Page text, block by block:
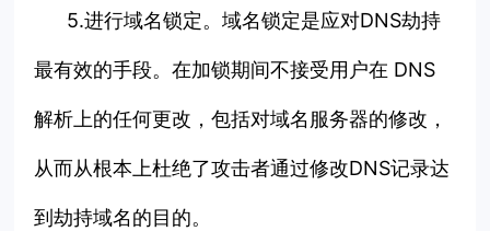
5.进行域名锁定。域名锁定是应对DNS劫持
最有效的手段。在加锁期间不接受用户在 DNS
解析上的任何更改，包括对域名服务器的修改，
从而从根本上杜绝了攻击者通过修改DNS记录达
到劫持域名的目的。